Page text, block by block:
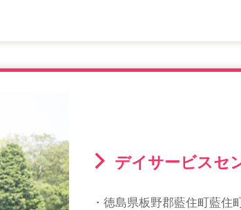
デイサービスセ
・徳島県板野郡藍住町藍住